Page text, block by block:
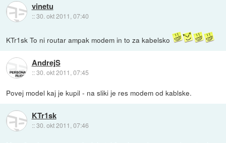
vinetu
::30. okt 2011, 07:40
KTr1sk To ni routar ampak modem in to za kabelsko
AndrejS
::30. okt 2011, 07:45
Povej model kaj je kupil - na sliki je res modem od kablske.
KTr1sk
::30. okt 2011, 07:46